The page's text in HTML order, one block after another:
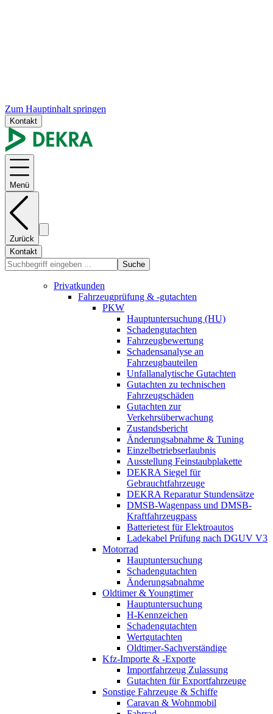
Zum Hauptinhalt springen
Kontakt
Menü
Zurück
Kontakt
Suche
Privatkunden
Fahrzeugprüfung & -gutachten
PKW
Hauptuntersuchung (HU)
Schadengutachten
Fahrzeugbewertung
Schadensanalyse an
Fahrzeugbauteilen
Unfallanalytische Gutachten
Gutachten zu technischen
Fahrzeugschäden
Gutachten zur
Verkehrsüberwachung
Zustandsbericht
Änderungsabnahme & Tuning
Einzelbetriebserlaubnis
Ausstellung Feinstaubplakette
DEKRA Siegel für
Gebrauchtfahrzeuge
DEKRA Reparatur Stundensätze
DMSB-Wagenpass und DMSB-
Kraftfahrzeugpass
Batterietest für Elektroautos
Ladekabel Prüfung nach DGUV V3
Motorrad
Hauptuntersuchung
Schadengutachten
Änderungsabnahme
Oldtimer & Youngtimer
Hauptuntersuchung
H-Kennzeichen
Schadengutachten
Wertgutachten
Oldtimer-Sachverständige
Kfz-Importe & -Exporte
Importfahrzeug Zulassung
Gutachten für Exportfahrzeuge
Sonstige Fahrzeuge & Schiffe
Caravan & Wohnmobil